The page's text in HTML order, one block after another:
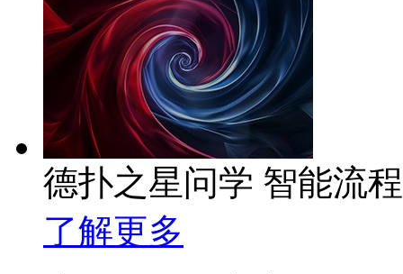
德扑之星问学 智能流
了解更多